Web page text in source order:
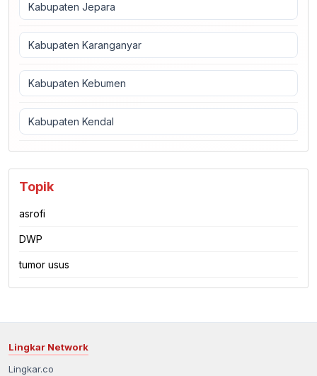
Kabupaten Jepara
Kabupaten Karanganyar
Kabupaten Kebumen
Kabupaten Kendal
Topik
asrofi
DWP
tumor usus
Lingkar Network
Lingkar.co